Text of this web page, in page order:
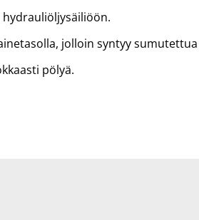
jolloin syntyy
pölyä.